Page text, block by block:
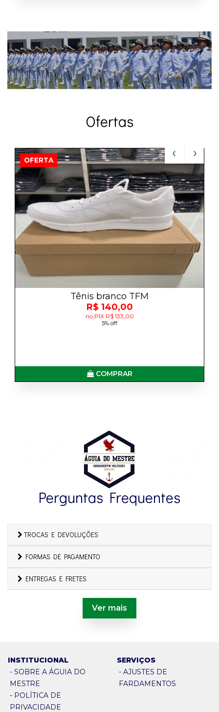
Ofertas
OFERTA
Tênis branco TFM
R$ 140,00
no PIX R$ 133,00
5% off
COMPRAR
Perguntas Frequentes
TROCAS E DEVOLUÇÕES
FORMAS DE PAGAMENTO
ENTREGAS E FRETES
Ver mais
INSTITUCIONAL
- SOBRE A ÁGUIA DO
MESTRE
- POLÍTICA DE
PRIVACIDADE
SERVIÇOS
- AJUSTES DE
FARDAMENTOS